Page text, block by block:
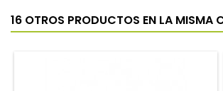
16 OTROS PRODUCTOS EN LA MISMA